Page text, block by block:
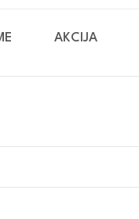
AKCIJA